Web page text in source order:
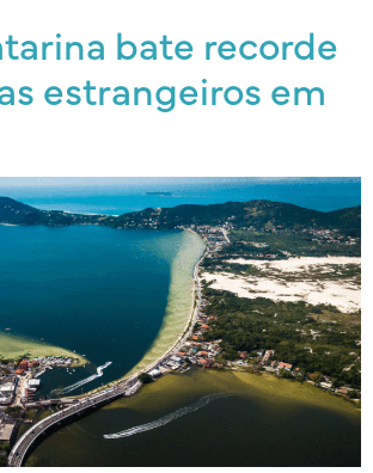
bate recorde
estrangeiros em